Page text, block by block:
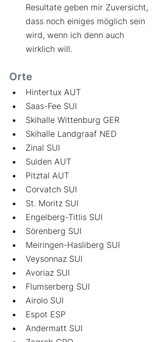
Resultate geben mir Zuversicht,
dass noch einiges möglich sein
wird, wenn ich denn auch
wirklich will.
Orte
Hintertux AUT
Saas-Fee SUI
Skihalle Wittenburg GER
Skihalle Landgraaf NED
Zinal SUI
Sulden AUT
Pitztal AUT
Corvatch SUI
St. Moritz SUI
Engelberg-Titlis SUI
Sörenberg SUI
Meiringen-Hasliberg SUI
Veysonnaz SUI
Avoriaz SUI
Flumserberg SUI
Airolo SUI
Espot ESP
Andermatt SUI